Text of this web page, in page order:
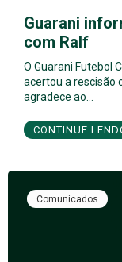
Guarani
com Ralf
O Guarani Futebol
acertou a rescisão
agradece ao…
CONTINUE
Comunicados